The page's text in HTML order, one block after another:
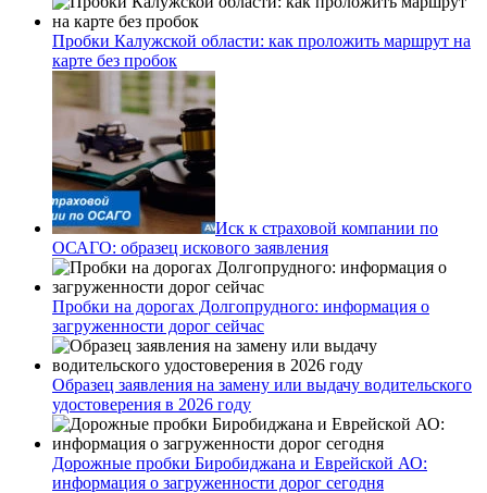
Пробки Калужской области: как проложить маршрут на
карте без пробок
Иск к страховой компании по
ОСАГО: образец искового заявления
Пробки на дорогах Долгопрудного: информация о
загруженности дорог сейчас
Образец заявления на замену или выдачу водительского
удостоверения в 2026 году
Дорожные пробки Биробиджана и Еврейской АО:
информация о загруженности дорог сегодня